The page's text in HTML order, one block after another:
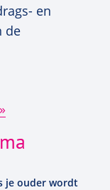
en
de
je ouder wordt